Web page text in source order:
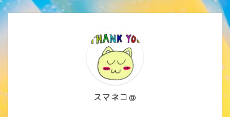
スマネコ＠